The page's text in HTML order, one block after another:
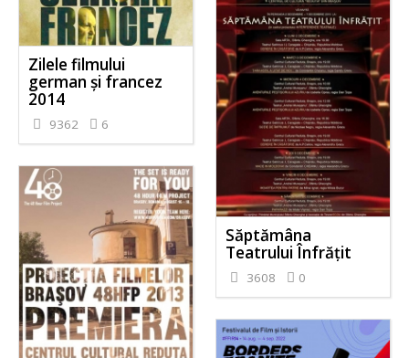
Zilele filmului
german și francez
2014
9362 6
Săptămâna
Teatrului Înfrățit
3608 0